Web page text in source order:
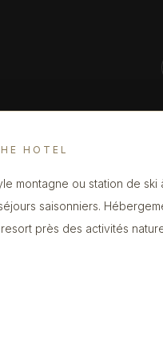
HOTEL
montagne ou station de ski
saisonniers.
près des activités